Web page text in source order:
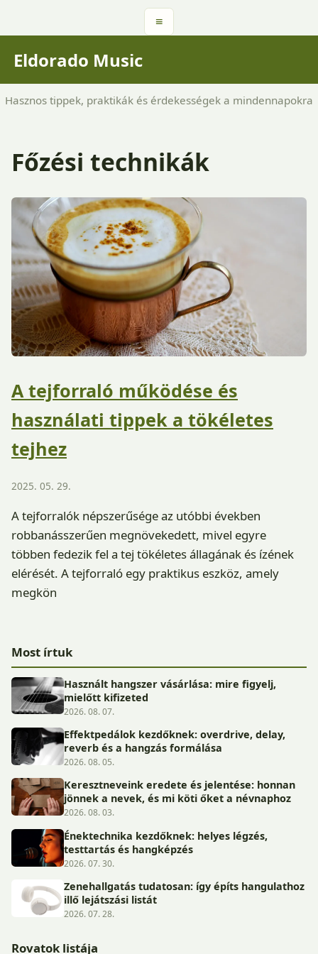
≡
Eldorado Music
Hasznos tippek, praktikák és érdekességek a mindennapokra
Főzési technikák
A tejforraló működése és
használati tippek a tökéletes
tejhez
2025. 05. 29.
A tejforralók népszerűsége az utóbbi években
robbanásszerűen megnövekedett, mivel egyre
többen fedezik fel a tej tökéletes állagának és ízének
elérését. A tejforraló egy praktikus eszköz, amely
megkön
Most írtuk
Használt hangszer vásárlása: mire figyelj,
mielőtt kifizeted
2026. 08. 07.
Effektpedálok kezdőknek: overdrive, delay,
reverb és a hangzás formálása
2026. 08. 05.
Keresztneveink eredete és jelentése: honnan
jönnek a nevek, és mi köti őket a névnaphoz
2026. 08. 03.
Énektechnika kezdőknek: helyes légzés,
testtartás és hangképzés
2026. 07. 30.
Zenehallgatás tudatosan: így építs hangulathoz
illő lejátszási listát
2026. 07. 28.
Rovatok listája